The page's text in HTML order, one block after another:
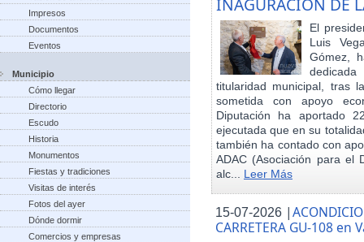
Impresos
Documentos
Eventos
Municipio
Cómo llegar
Directorio
Escudo
Historia
Monumentos
Fiestas y tradiciones
Visitas de interés
Fotos del ayer
Dónde dormir
Comercios y empresas
INAGURACIÓN DE
El
Luis
Gómez,
titularidad municipal, tras
sometida con apoyo
Diputación ha aportado
ejecutada que en su
también ha contado con
ADAC (Asociación para el
alc... Leer Más
15-07-2026 |
CARRETERA GU-108 en